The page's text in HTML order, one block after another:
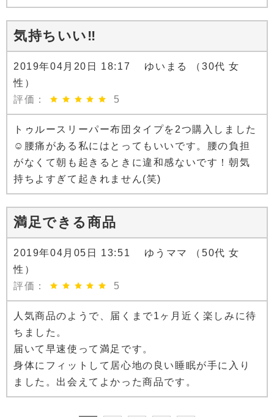
気持ちいい‼️
2019年04月20日 18:17 ゆいまる （30代 女
性）
評価：
5
トゥルースリーパー布団タイプを2つ購入しました
☺️腰痛がある私にはとってもいいです。腰の負担
がなくて朝も起きるときに違和感ないです！朝気
持ちよすぎて起きれません(笑)
満足できる商品
2019年04月05日 13:51 ゆうママ （50代 女
性）
評価：
5
人気商品のようで、届くまで1ヶ月近く楽しみに待
ちました。
届いて早速使って満足です。
身体にフィットして居心地の良い睡眠が手に入り
ました。出会えてよかった商品です。